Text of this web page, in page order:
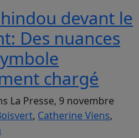
devant le
Des nuances
chargé
La Presse, 9 novembre
, Catherine Viens,